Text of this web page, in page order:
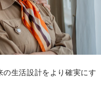
生活設計をより確実にす